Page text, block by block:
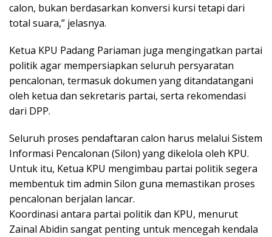
calon, bukan berdasarkan konversi kursi tetapi dari
total suara,” jelasnya.
Ketua KPU Padang Pariaman juga mengingatkan partai
politik agar mempersiapkan seluruh persyaratan
pencalonan, termasuk dokumen yang ditandatangani
oleh ketua dan sekretaris partai, serta rekomendasi
dari DPP.
Seluruh proses pendaftaran calon harus melalui Sistem
Informasi Pencalonan (Silon) yang dikelola oleh KPU.
Untuk itu, Ketua KPU mengimbau partai politik segera
membentuk tim admin Silon guna memastikan proses
pencalonan berjalan lancar.
Koordinasi antara partai politik dan KPU, menurut
Zainal Abidin sangat penting untuk mencegah kendala